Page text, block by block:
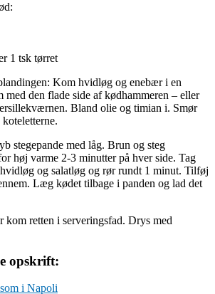
1 tsk tørret
Kom hvidløg og enebær i en
med den flade side af kødhammeren – eller
Bland olie og timian i. Smør
stegepande med låg. Brun og steg
høj varme 2-3 minutter på hver side. Tag
og salatløg og rør rundt 1 minut. Tilføj
Læg kødet tilbage i panden og lad det
kom retten i serveringsfad. Drys med
opskrift:
i Napoli